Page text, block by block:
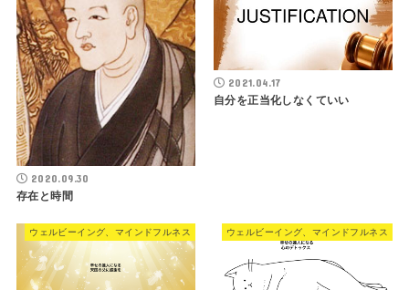
2020.09.30
存在と時間
2021.04.17
自分を正当化しなくていい
ウェルビーイング、マインドフルネス ウェルビーイング、マインドフルネス